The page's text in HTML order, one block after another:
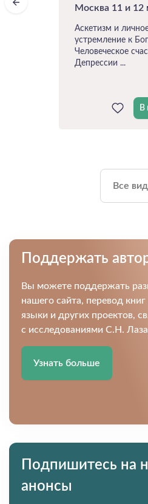
Москва 11 и 12
Аскетизм и
устремление к
Человеческое
Депрессии ...
В
Все
Поддержать
Вы можете поддержать
нашего сайта, перевод книг
языки и других проектов,
с исследованиями С.Н.
Узнать больше
Подпишитесь на
анонсы